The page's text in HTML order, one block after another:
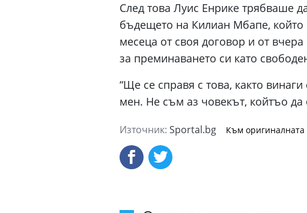
След това Луис Енрике трябваше
бъдещето на Килиан Мбапе, който
месеца от своя договор и от
за преминаването си като
“Ще се справя с това, както
мен. Не съм аз човекът, койтъо да
Източник: Sportal.bg Към оригиналната